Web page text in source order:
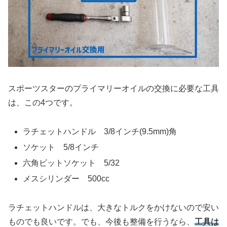
スポーツスターのプライマリーオイルの交換に必要な工具
は、この4つです。
ラチェットハンドル 3/8インチ(9.5mm)角
ソケット 5/8インチ
六角ビットソケット 5/32
メスシリンダー 500cc
ラチェットハンドルは、大きなトルクをかけないので安い
ものでも良いです。でも、今後も整備を行うなら、 工具は